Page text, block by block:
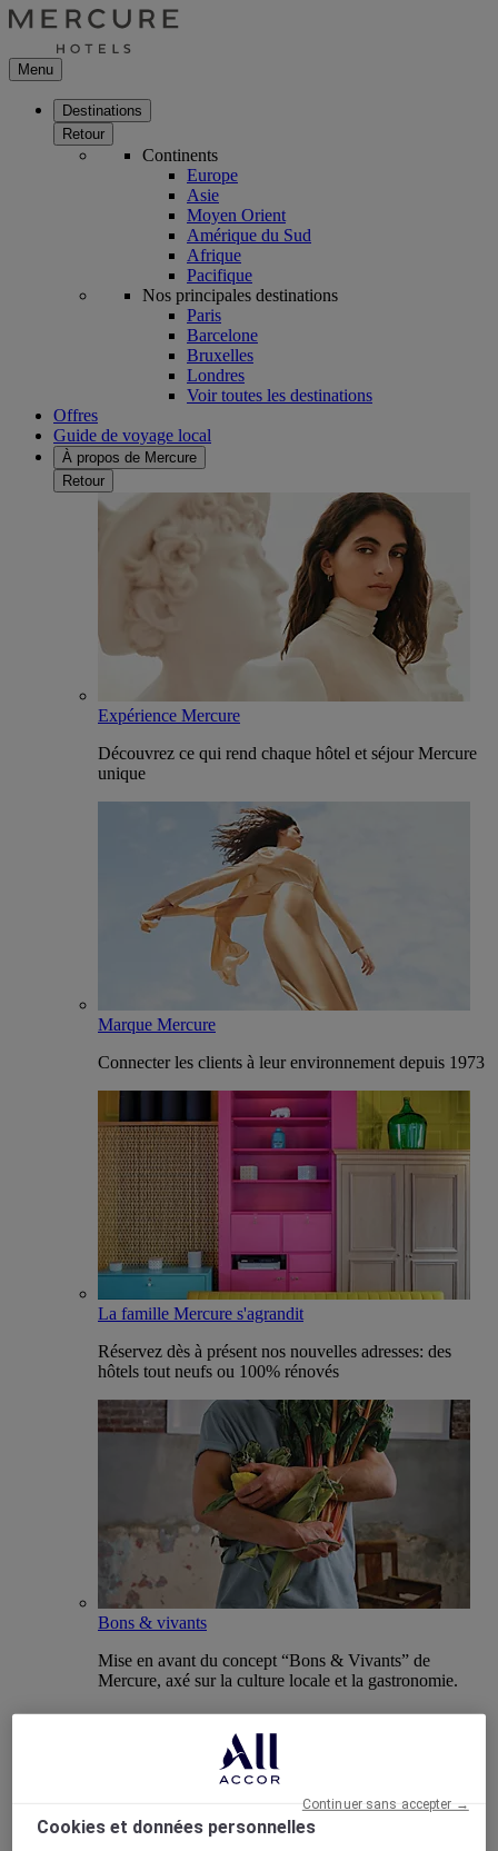
Menu
Destinations
Retour
Continents
Europe
Asie
Moyen Orient
Amérique du Sud
Afrique
Pacifique
Nos principales destinations
Paris
Barcelone
Bruxelles
Londres
Voir toutes les destinations
Offres
Guide de voyage local
À propos de Mercure
Retour
Expérience Mercure
Découvrez ce qui rend chaque hôtel et séjour Mercure
unique
Marque Mercure
Connecter les clients à leur environnement depuis 1973
La famille Mercure s'agrandit
Réservez dès à présent nos nouvelles adresses: des
hôtels tout neufs ou 100% rénovés
Bons & vivants
Mise en avant du concept “Bons & Vivants” de
Mercure, axé sur la culture locale et la gastronomie.
Programme de fidélité
Cookies et données personnelles
Continuer sans accepter →